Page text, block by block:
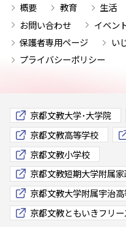
概要 教育 生活
お問い合わせ
イベン
保護者専用ページ
い
プライバシーポリシー
京都文教大学･大学院
京都文教高等学校
京都文教小学校
京都文教短期大学附属
京都文教大学附属宇治
京都文教ともいきフリ